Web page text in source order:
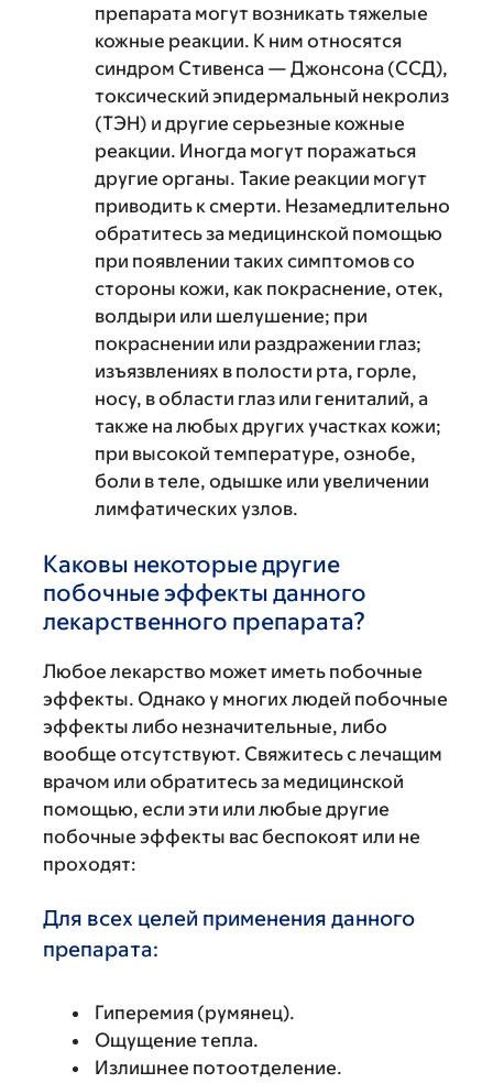
препарата могут возникать тяжелые
кожные реакции. К ним относятся
синдром Стивенса — Джонсона (ССД),
токсический эпидермальный некролиз
(ТЭН) и другие серьезные кожные
реакции. Иногда могут поражаться
другие органы. Такие реакции могут
приводить к смерти. Незамедлительно
обратитесь за медицинской помощью
при появлении таких симптомов со
стороны кожи, как покраснение, отек,
волдыри или шелушение; при
покраснении или раздражении глаз;
изъязвлениях в полости рта, горле,
носу, в области глаз или гениталий, а
также на любых других участках кожи;
при высокой температуре, ознобе,
боли в теле, одышке или увеличении
лимфатических узлов.
Каковы некоторые другие
побочные эффекты данного
лекарственного препарата?
Любое лекарство может иметь побочные
эффекты. Однако у многих людей побочные
эффекты либо незначительные, либо
вообще отсутствуют. Свяжитесь с лечащим
врачом или обратитесь за медицинской
помощью, если эти или любые другие
побочные эффекты вас беспокоят или не
проходят:
Для всех целей применения данного
препарата:
Гиперемия (румянец).
Ощущение тепла.
Излишнее потоотделение.